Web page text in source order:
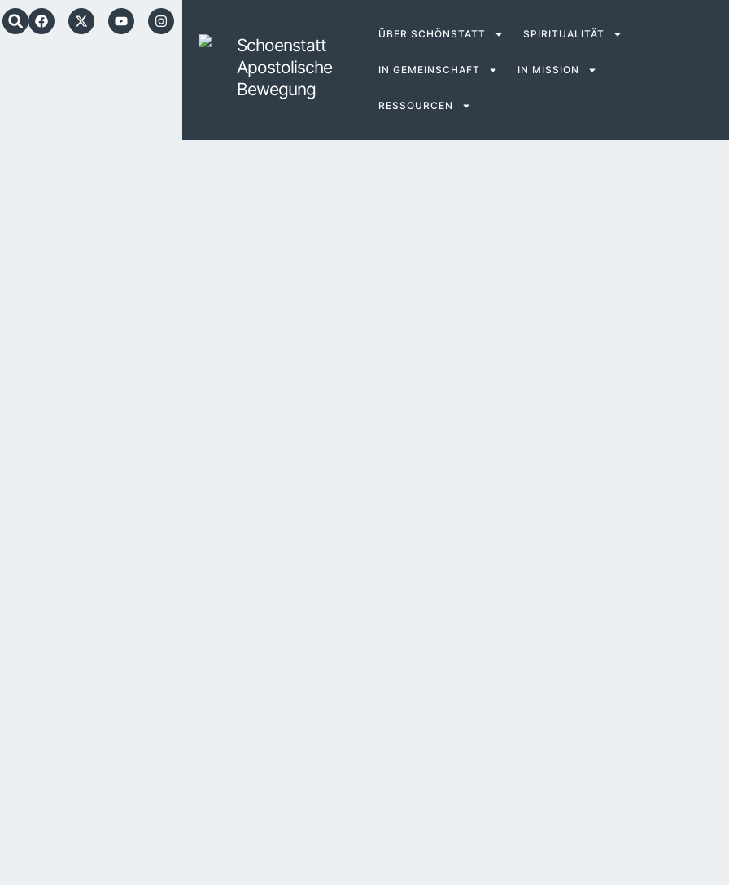
Schoenstatt
Apostolische
Bewegung
ÜBER SCHÖNSTATT SPIRITUALITÄT
IN GEMEINSCHAFT IN MISSION
RESSOURCEN